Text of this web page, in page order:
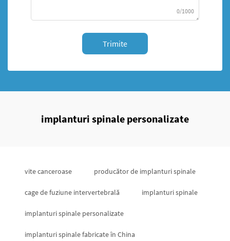
0/1000
Trimite
implanturi spinale personalizate
vite canceroase producător de implanturi spinale
cage de fuziune intervertebrală implanturi spinale
implanturi spinale personalizate
implanturi spinale fabricate în China